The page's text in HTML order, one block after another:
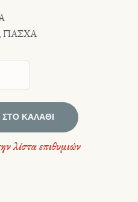
ΠΑΣΧΑ
ΚΑΛΆΘΙ
λίστα επιθυμιών